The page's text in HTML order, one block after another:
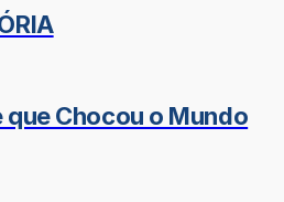
que Chocou o Mundo